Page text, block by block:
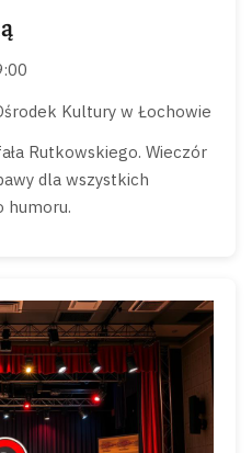
Kultury w Łochowie
Rutkowskiego. Wieczór
dla wszystkich
humoru.